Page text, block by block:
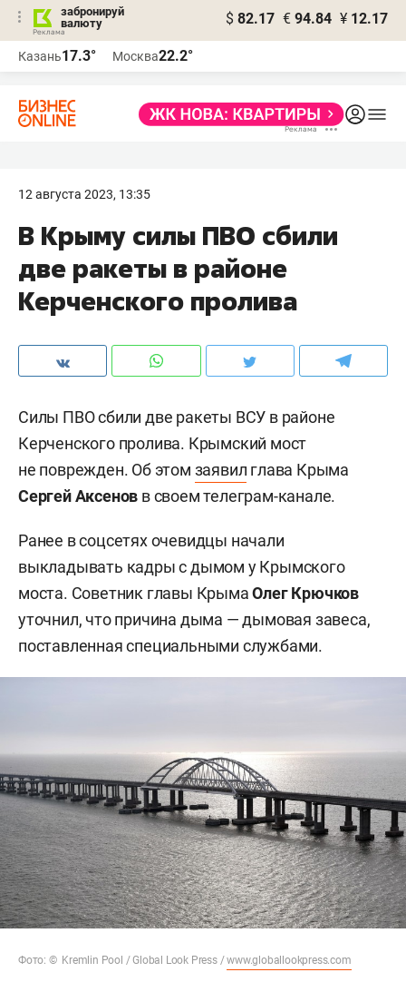
забронируй
валюту
$ 82.17 € 94.84 ¥ 12.17
Казань17.3° Москва22.2°
12 августа 2023, 13:35
В Крыму силы ПВО сбили
две ракеты в районе
Керченского пролива
Силы ПВО сбили две ракеты ВСУ в районе
Керченского пролива. Крымский мост
не поврежден. Об этом заявил глава Крыма
Сергей Аксенов в своем телеграм-канале.
Ранее в соцсетях очевидцы начали
выкладывать кадры с дымом у Крымского
моста. Советник главы КрымаОлег Крючков
уточнил, что причина дыма — дымовая завеса,
поставленная специальными службами.
Фото: © Kremlin Pool / Global Look Press /www.globallookpress.com